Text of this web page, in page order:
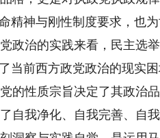
神与刚性制度要求，也为
政治的实践来看，民主选
当前西方政党政治的现实
的性质宗旨决定了其政治
自我净化、自我完善、自